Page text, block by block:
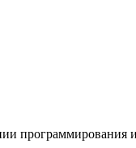
программирования